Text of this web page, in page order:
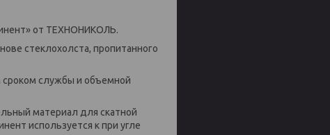
от ТЕХНОНИКОЛЬ.
стеклохолста, пропитанного
службы и объемной
материал для скатной
используется к при угле